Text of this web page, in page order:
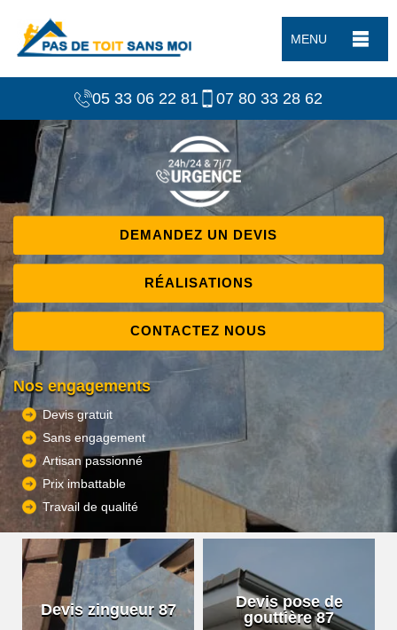
MENU
05 33 06 22 81 07 80 33 28 62
DEMANDEZ UN DEVIS
RÉALISATIONS
CONTACTEZ NOUS
Nos engagements
Devis gratuit
Sans engagement
Artisan passionné
Prix imbattable
Travail de qualité
Devis zingueur 87
Devis pose de
gouttière 87